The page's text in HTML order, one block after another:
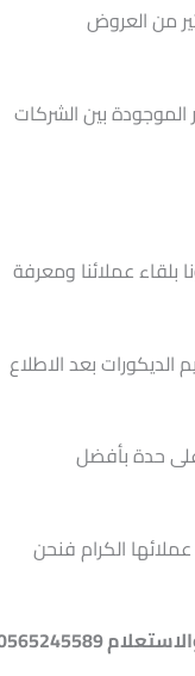
من العروض
بين الشركات
بلقاء عملائنا ومعرفة
بعد الاطلاع
حدة بأفضل
الكرام فنحن
0565245589